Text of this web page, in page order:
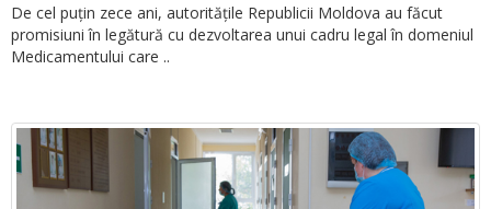
De cel puțin zece ani, autoritățile Republicii Moldova au făcut
promisiuni în legătură cu dezvoltarea unui cadru legal în domeniul
Medicamentului care ..